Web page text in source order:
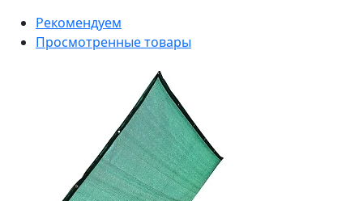
Рекомендуем
Просмотренные товары